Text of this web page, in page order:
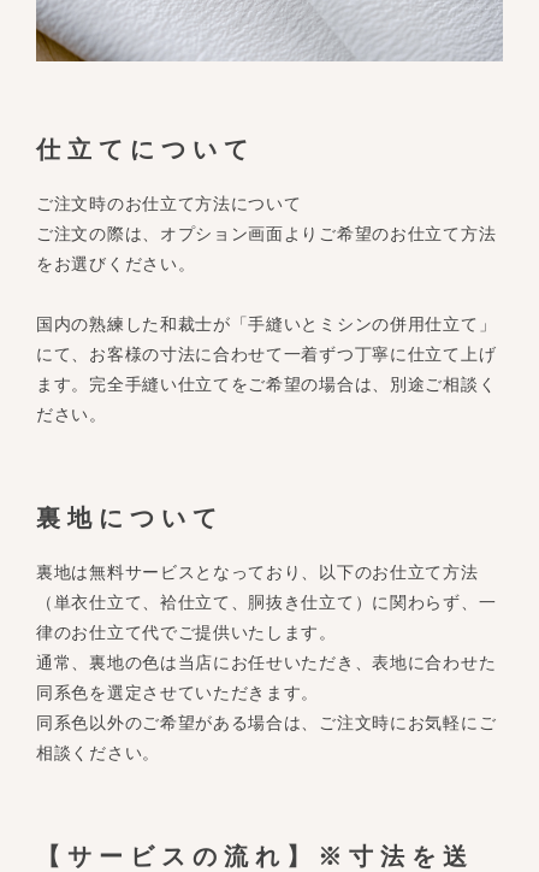
仕立てについて
ご注文時のお仕立て方法について
ご注文の際は、オプション画面よりご希望のお仕立て方法
をお選びください。
国内の熟練した和裁士が「手縫いとミシンの併用仕立て」
にて、お客様の寸法に合わせて一着ずつ丁寧に仕立て上げ
ます。完全手縫い仕立てをご希望の場合は、別途ご相談く
ださい。
裏地について
裏地は無料サービスとなっており、以下のお仕立て方法
（単衣仕立て、袷仕立て、胴抜き仕立て）に関わらず、一
律のお仕立て代でご提供いたします。
通常、裏地の色は当店にお任せいただき、表地に合わせた
同系色を選定させていただきます。
同系色以外のご希望がある場合は、ご注文時にお気軽にご
相談ください。
【サービスの流れ】※寸法を送